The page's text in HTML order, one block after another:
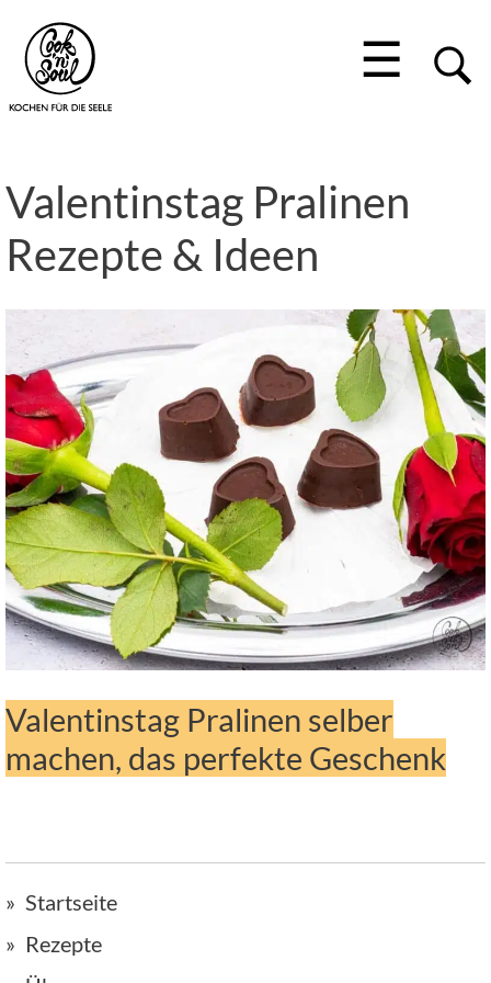
☰
Valentinstag Pralinen
Rezepte & Ideen
Valentinstag Pralinen selber
machen, das perfekte Geschenk
Startseite
Rezepte